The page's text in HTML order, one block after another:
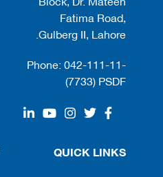
Fatima Road,
Gulberg II, Lahore.
Phone: 042-111-11-
(7733) PSDF
QUICK LINKS